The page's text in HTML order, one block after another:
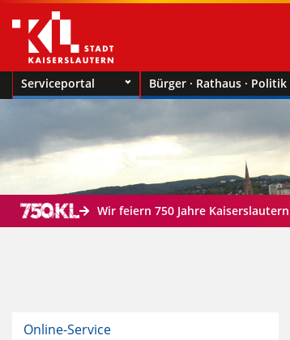
Serviceportal Bürger · Rathaus · Politik
Wir feiern 750 Jahre Kaiserslautern
Online-Service